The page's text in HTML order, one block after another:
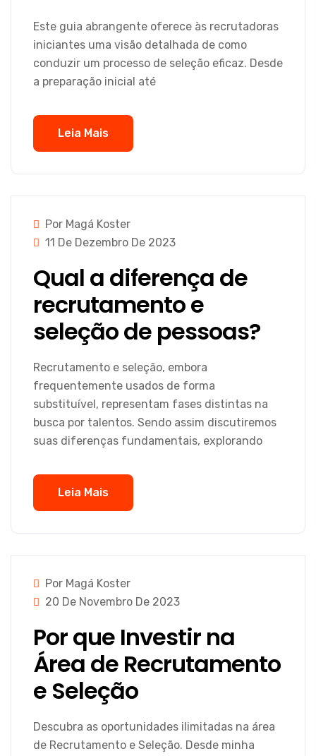
Este guia abrangente oferece às recrutadoras
iniciantes uma visão detalhada de como
conduzir um processo de seleção eficaz. Desde
a preparação inicial até
Leia Mais
Por Magá Koster
11 De Dezembro De 2023
Qual a diferença de
recrutamento e
seleção de pessoas?
Recrutamento e seleção, embora
frequentemente usados de forma
substituível, representam fases distintas na
busca por talentos. Sendo assim discutiremos
suas diferenças fundamentais, explorando
Leia Mais
Por Magá Koster
20 De Novembro De 2023
Por que Investir na
Área de Recrutamento
e Seleção
Descubra as oportunidades ilimitadas na área
de Recrutamento e Seleção. Desde minha